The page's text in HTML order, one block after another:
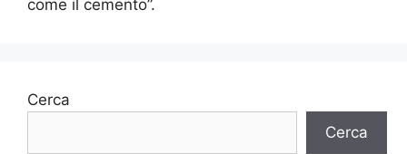
come il cemento”.
Cerca
Cerca